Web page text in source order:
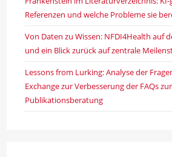
Referenzen und welche Probleme sie
Von Daten zu Wissen: NFDI4Health auf
und ein Blick zurück auf zentrale
Lessons from Lurking: Analyse der
Exchange zur Verbesserung der FAQs zur
Publikationsberatung